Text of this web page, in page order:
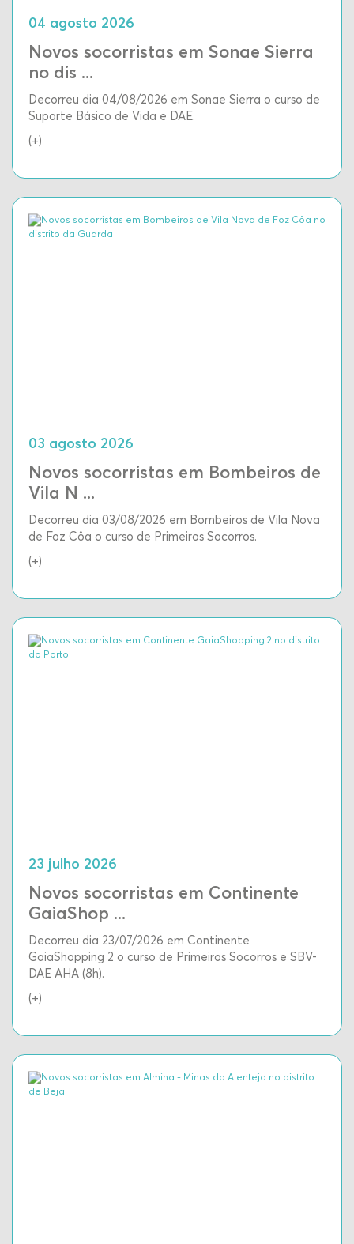
04 agosto 2026
Novos socorristas em Sonae Sierra
no dis ...
Decorreu dia 04/08/2026 em Sonae Sierra o curso de
Suporte Básico de Vida e DAE.
(+)
03 agosto 2026
Novos socorristas em Bombeiros de
Vila N ...
Decorreu dia 03/08/2026 em Bombeiros de Vila Nova
de Foz Côa o curso de Primeiros Socorros.
(+)
23 julho 2026
Novos socorristas em Continente
GaiaShop ...
Decorreu dia 23/07/2026 em Continente
GaiaShopping 2 o curso de Primeiros Socorros e SBV-
DAE AHA (8h).
(+)